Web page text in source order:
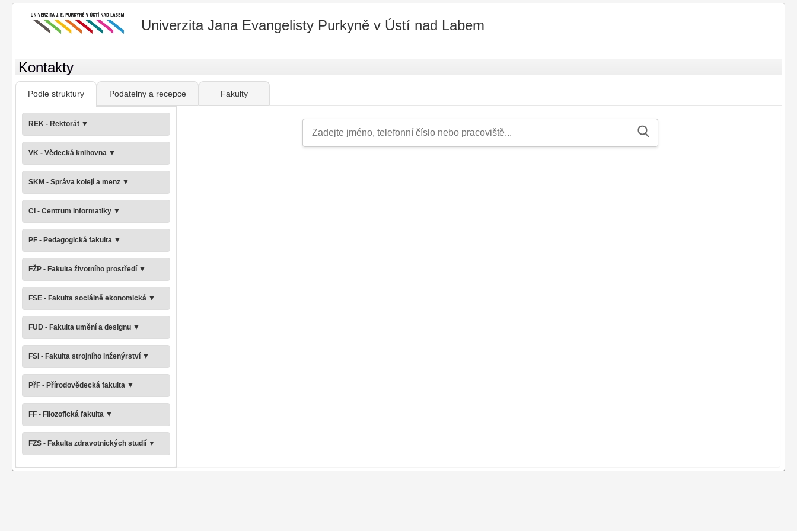
Univerzita Jana Evangelisty Purkyně v Ústí nad Labem
Kontakty
Podle struktury Podatelny a recepce Fakulty
REK - Rektorát ▼
VK - Vědecká knihovna ▼
SKM - Správa kolejí a menz ▼
CI - Centrum informatiky ▼
PF - Pedagogická fakulta ▼
FŽP - Fakulta životního prostředí ▼
FSE - Fakulta sociálně ekonomická ▼
FUD - Fakulta umění a designu ▼
FSI - Fakulta strojního inženýrství ▼
PřF - Přírodovědecká fakulta ▼
FF - Filozofická fakulta ▼
FZS - Fakulta zdravotnických studií ▼